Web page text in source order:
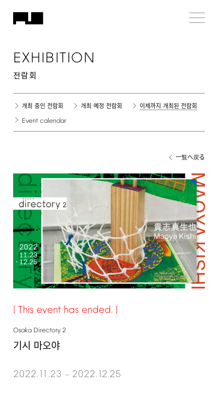
EXHIBITION
전람회
개최 중인 전람회 개최 예정 전람회 이제까지 개최된 전람회
Event calendar
一覧へ戻る
This event has ended.
Osaka Directory 2
기시 마오야
2022.11.23 – 2022.12.25